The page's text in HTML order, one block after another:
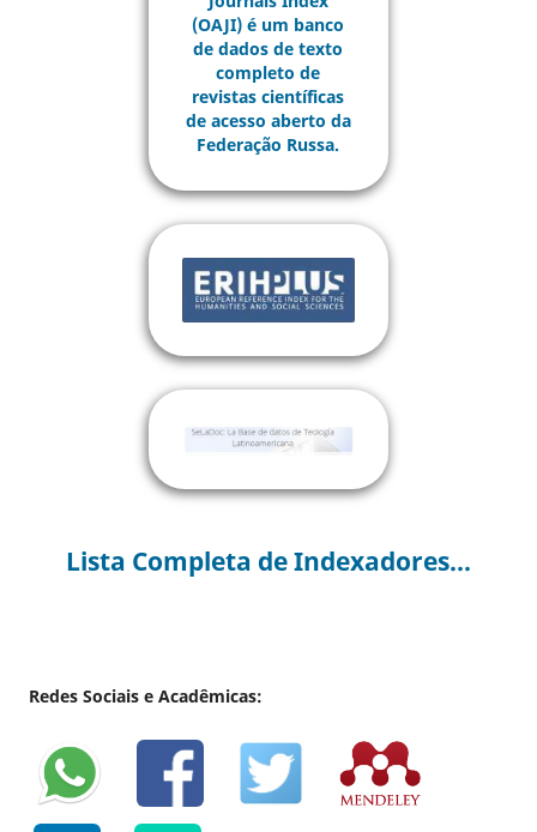
Lista Completa de Indexadores...
Redes Sociais e Acadêmicas: